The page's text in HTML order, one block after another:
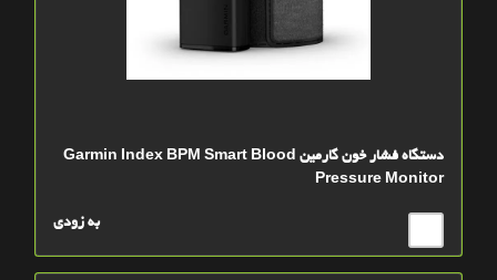
دستگاه فشار خون گارمین Garmin Index BPM Smart Blood
Pressure Monitor
به زودی